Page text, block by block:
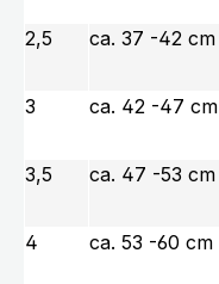
2,5 ca. 37 -42 cm
3 ca. 42 -47 cm
3,5 ca. 47 -53 cm
4 ca. 53 -60 cm